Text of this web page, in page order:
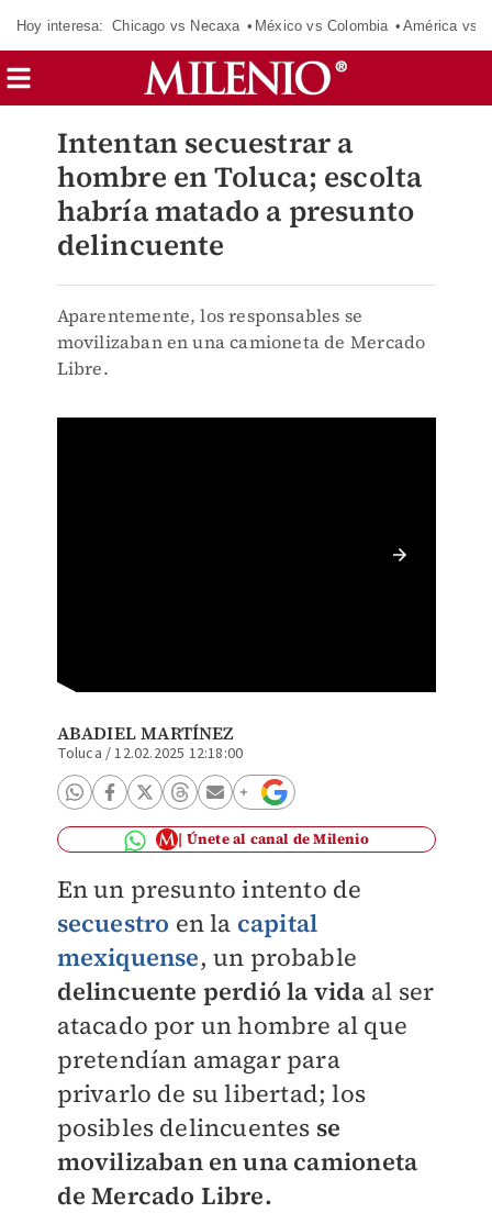
Hoy interesa: Chicago vs Necaxa México vs Colombia América vs
Intentan secuestrar a
hombre en Toluca; escolta
habría matado a presunto
delincuente
Aparentemente, los responsables se
movilizaban en una camioneta de Mercado
Libre.
ABADIEL MARTÍNEZ
Toluca /12.02.2025 12:18:00
Únete al canal de Milenio
En un presunto intento de
secuestro en la capital
mexiquense, un probable
delincuente perdió la vida al ser
atacado por un hombre al que
pretendían amagar para
privarlo de su libertad; los
posibles delincuentes se
movilizaban en una camioneta
de Mercado Libre.